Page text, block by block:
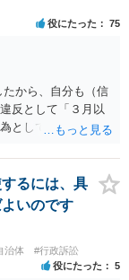
役にたった 75
から、自分も（信
反として「３月以
として処罰される
、「サインをしな
処分（罰金でも前
理（何千円程度の
る」という意味で
謝すべきというこ
証返した方がい
したから、自分も
るには、具
いのです
治体 #行政訴訟
役にたった 5